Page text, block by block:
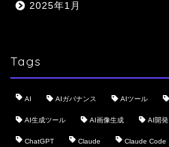
2025年1月
Tags
AI AIガバナンス AIツール
AI生成ツール AI画像生成 AI開発
ChatGPT Claude Claude Code